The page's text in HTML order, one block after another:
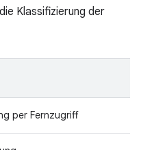
Klassifizierung der
per Fernzugriff